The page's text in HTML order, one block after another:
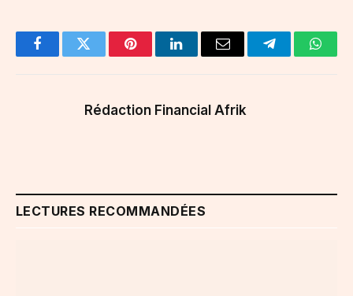
FacebookTwitter PinterestLinkedInEmail Telegram
Rédaction Financial Afrik
LECTURES RECOMMANDÉES